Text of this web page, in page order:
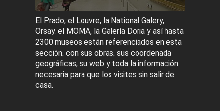
El Prado, el Louvre, la National Galery,
Orsay, el MOMA, la Galería Doria y así hasta
2300 museos están referenciados en esta
sección, con sus obras, sus coordenada
geográficas, su web y toda la información
necesaria para que los visites sin salir de
casa.